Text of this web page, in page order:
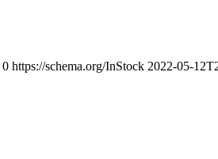
0 https://schema.org/InStock 2022-05-